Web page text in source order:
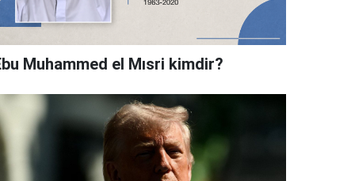
Muhammed el Mısri kimdir?